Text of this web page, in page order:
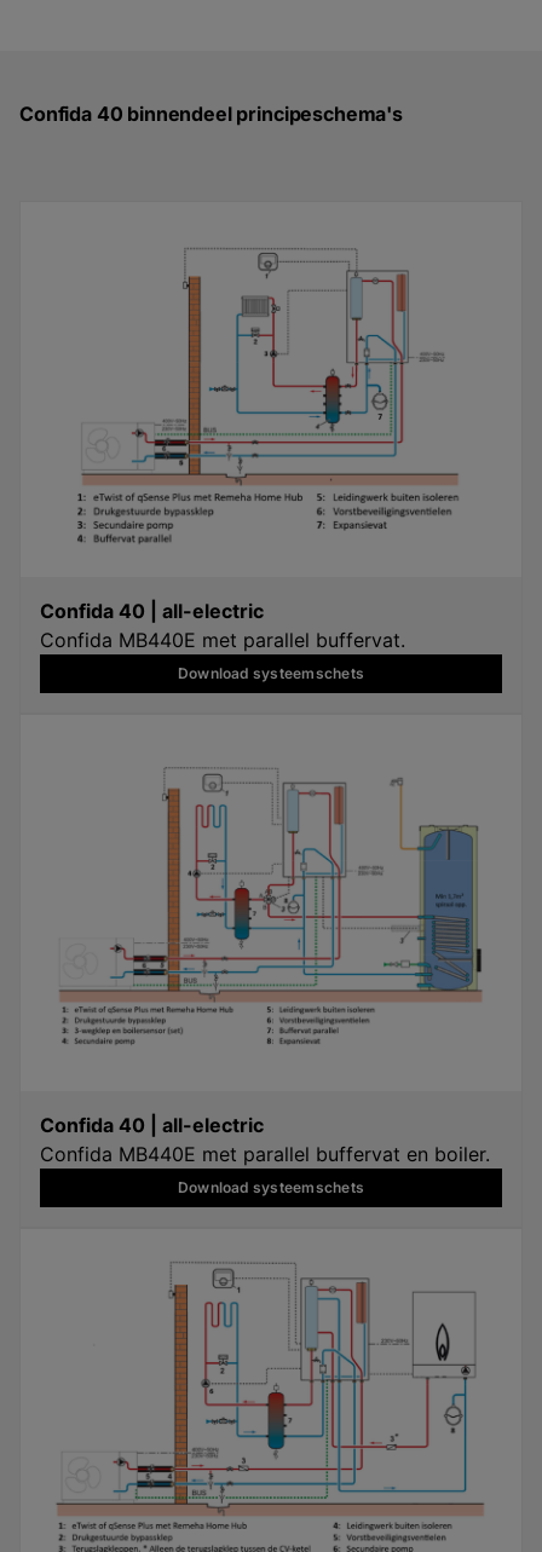
Confida 40 binnendeel principeschema's
Confida 40 | all-electric
Confida MB440E met parallel buffervat.
Download systeemschets
Confida 40 | all-electric
Confida MB440E met parallel buffervat en boiler.
Download systeemschets